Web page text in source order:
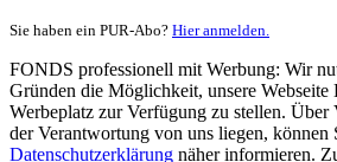
Sie haben ein PUR-Abo? Hier anmelden.
FONDS professionell mit Werbung: Wir
Gründen die Möglichkeit, unsere Webseite
Werbeplatz zur Verfügung zu stellen. Über
der Verantwortung von uns liegen, können
Datenschutzerklärung näher informieren.